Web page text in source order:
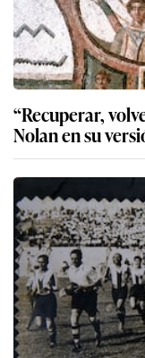
“Recuperar,
Nolan en su